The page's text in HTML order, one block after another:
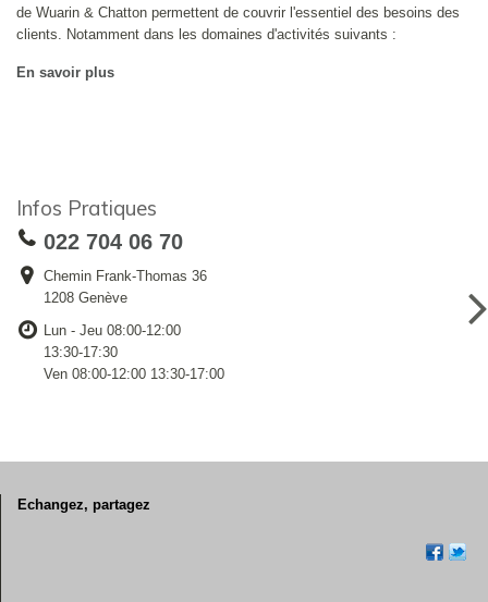
de Wuarin & Chatton permettent de couvrir l'essentiel des besoins des
clients. Notamment dans les domaines d'activités suivants :
En savoir plus
Infos Pratiques
022 704 06 70
Chemin Frank-Thomas 36
1208 Genève
Lun - Jeu 08:00-12:00
13:30-17:30
Ven 08:00-12:00 13:30-17:00
Echangez, partagez